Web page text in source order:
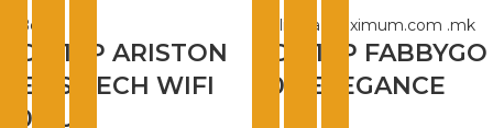
БОЈЛЕР ARISTON
VELIS TECH WIFI
80 EU
БОЈЛЕР FABBYGO
80L ELEGANCE